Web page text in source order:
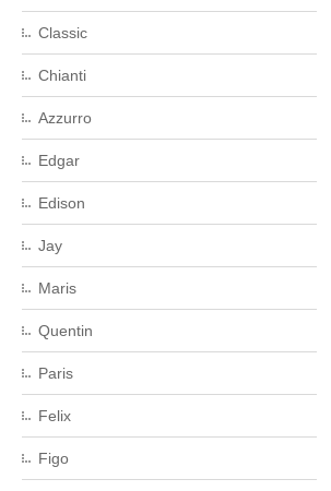
Classic
Chianti
Azzurro
Edgar
Edison
Jay
Maris
Quentin
Paris
Felix
Figo